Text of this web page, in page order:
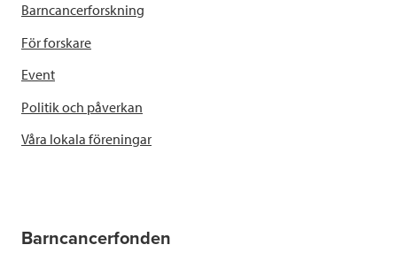
Barncancerforskning
För forskare
Event
Politik och påverkan
Våra lokala föreningar
Barncancerfonden